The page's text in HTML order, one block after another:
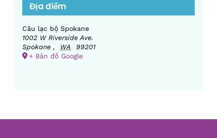
Địa điểm
Câu lạc bộ Spokane
1002 W Riverside Ave.
Spokane , WA
99201
+ Bản đồ Google